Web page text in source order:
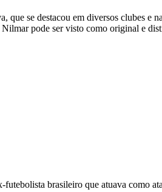
se destacou em diversos clubes e
pode ser visto como original e
brasileiro que atuava como